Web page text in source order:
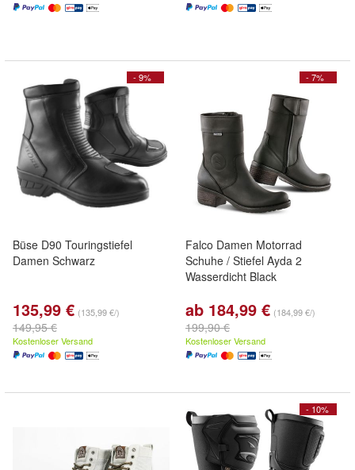
- 9%
Büse D90 Touringstiefel
Damen Schwarz
135,99 € (135,99 €/)
149,95 €
Kostenloser Versand
- 7%
Falco Damen Motorrad
Schuhe / Stiefel Ayda 2
Wasserdicht Black
ab 184,99 € (184,99 €/)
199,90 €
Kostenloser Versand
- 10%